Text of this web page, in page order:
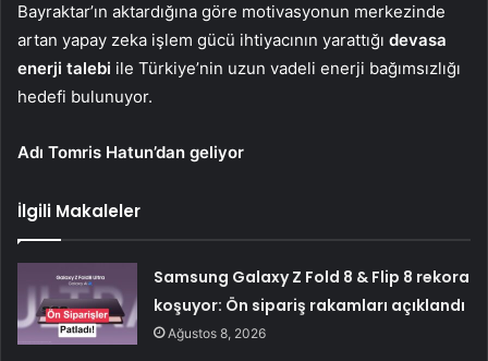
Bayraktar’ın aktardığına göre motivasyonun merkezinde
artan yapay zeka işlem gücü ihtiyacının yarattığı devasa
enerji talebi ile Türkiye’nin uzun vadeli enerji bağımsızlığı
hedefi bulunuyor.
Adı Tomris Hatun’dan geliyor
İlgili Makaleler
Samsung Galaxy Z Fold 8 & Flip 8 rekora
koşuyor: Ön sipariş rakamları açıklandı
Ağustos 8, 2026